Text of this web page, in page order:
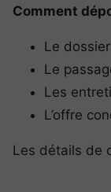
Comment
Le
Le
Les
L’offre
Les détails de